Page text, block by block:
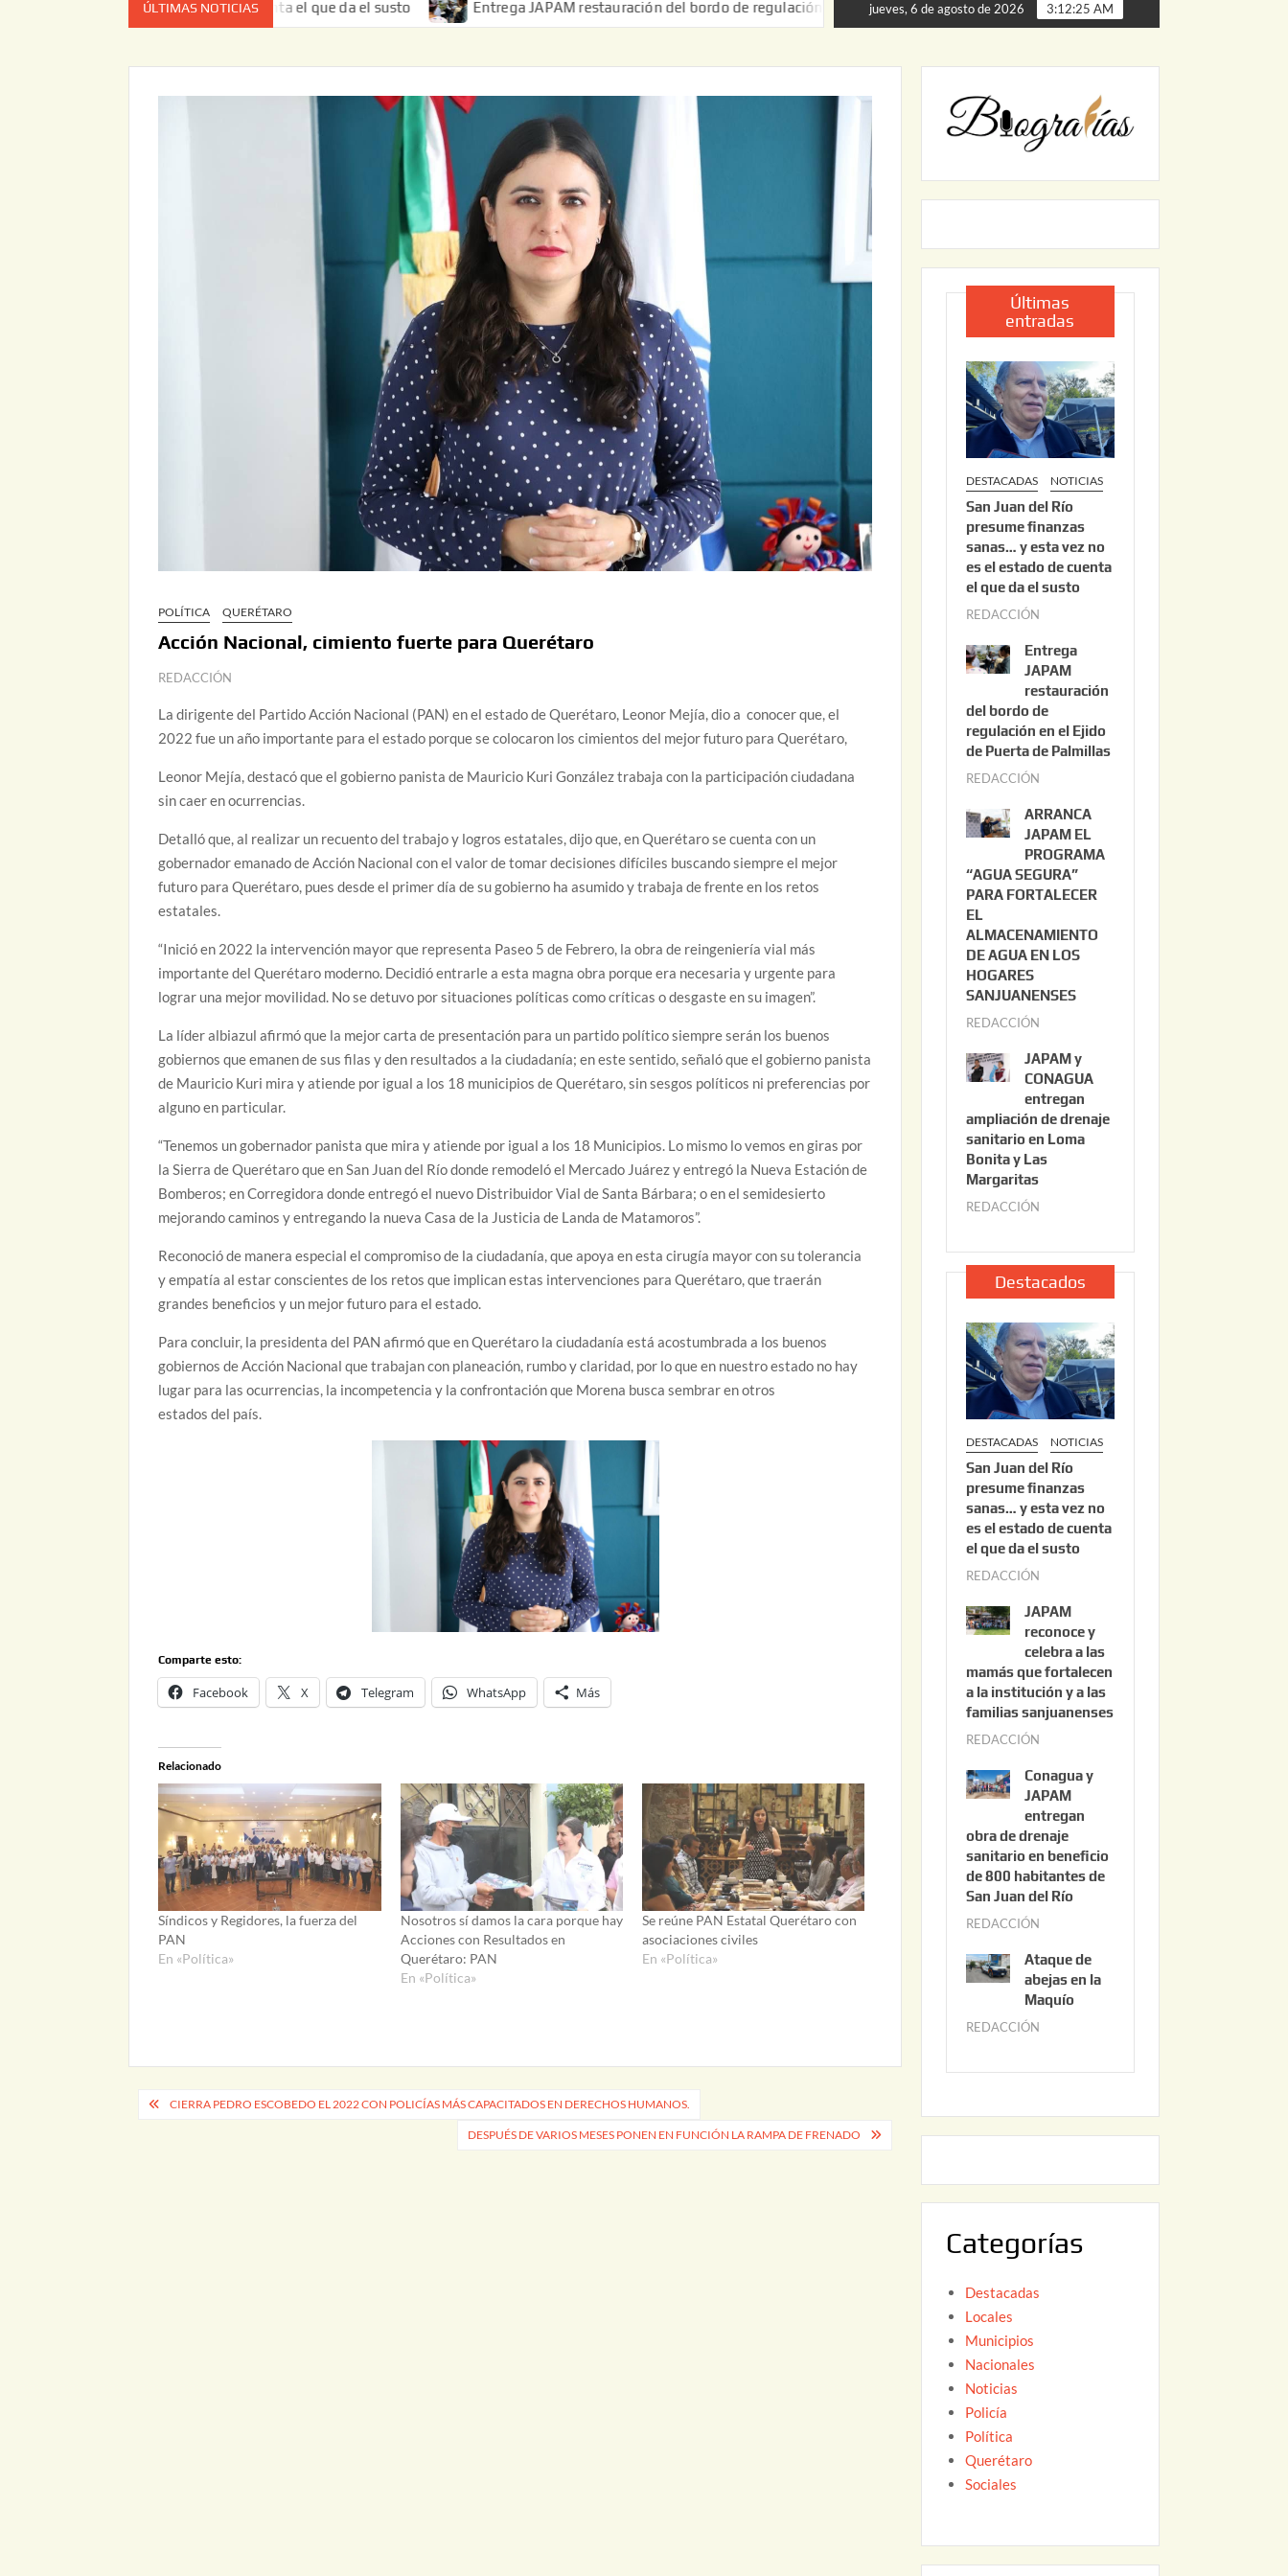
ÚLTIMAS NOTICIAS
vez no es el estado de cuenta el que da el susto Entrega JAPAM restauración del bordo de regulación en el Ejido de Puerta de Palmillas ARRANCA JAPAM EL PROGRAMA
jueves, 6 de agosto de 2026 3:12:26 AM
POLÍTICA QUERÉTARO
Acción Nacional, cimiento fuerte para Querétaro
REDACCIÓN
La dirigente del Partido Acción Nacional (PAN) en el estado de Querétaro, Leonor Mejía, dio a conocer que, el
2022 fue un año importante para el estado porque se colocaron los cimientos del mejor futuro para Querétaro,
Leonor Mejía, destacó que el gobierno panista de Mauricio Kuri González trabaja con la participación ciudadana
sin caer en ocurrencias.
Detalló que, al realizar un recuento del trabajo y logros estatales, dijo que, en Querétaro se cuenta con un
gobernador emanado de Acción Nacional con el valor de tomar decisiones difíciles buscando siempre el mejor
futuro para Querétaro, pues desde el primer día de su gobierno ha asumido y trabaja de frente en los retos
estatales.
“Inició en 2022 la intervención mayor que representa Paseo 5 de Febrero, la obra de reingeniería vial más
importante del Querétaro moderno. Decidió entrarle a esta magna obra porque era necesaria y urgente para
lograr una mejor movilidad. No se detuvo por situaciones políticas como críticas o desgaste en su imagen”.
La líder albiazul afirmó que la mejor carta de presentación para un partido político siempre serán los buenos
gobiernos que emanen de sus filas y den resultados a la ciudadanía; en este sentido, señaló que el gobierno panista
de Mauricio Kuri mira y atiende por igual a los 18 municipios de Querétaro, sin sesgos políticos ni preferencias por
alguno en particular.
“Tenemos un gobernador panista que mira y atiende por igual a los 18 Municipios. Lo mismo lo vemos en giras por
la Sierra de Querétaro que en San Juan del Río donde remodeló el Mercado Juárez y entregó la Nueva Estación de
Bomberos; en Corregidora donde entregó el nuevo Distribuidor Vial de Santa Bárbara; o en el semidesierto
mejorando caminos y entregando la nueva Casa de la Justicia de Landa de Matamoros”.
Reconoció de manera especial el compromiso de la ciudadanía, que apoya en esta cirugía mayor con su tolerancia
y empatía al estar conscientes de los retos que implican estas intervenciones para Querétaro, que traerán
grandes beneficios y un mejor futuro para el estado.
Para concluir, la presidenta del PAN afirmó que en Querétaro la ciudadanía está acostumbrada a los buenos
gobiernos de Acción Nacional que trabajan con planeación, rumbo y claridad, por lo que en nuestro estado no hay
lugar para las ocurrencias, la incompetencia y la confrontación que Morena busca sembrar en otros
estados del país.
Comparte esto:
Facebook X Telegram WhatsApp Más
Relacionado
Síndicos y Regidores, la fuerza del
PAN
En «Política»
Nosotros sí damos la cara porque hay
Acciones con Resultados en
Querétaro: PAN
En «Política»
Se reúne PAN Estatal Querétaro con
asociaciones civiles
En «Política»
Navegación
CIERRA PEDRO ESCOBEDO EL 2022 CON POLICÍAS MÁS CAPACITADOS EN DERECHOS HUMANOS.
DESPUÉS DE VARIOS MESES PONEN EN FUNCIÓN LA RAMPA DE FRENADO
Últimas
entradas
DESTACADAS NOTICIAS
San Juan del Río
presume finanzas
sanas… y esta vez no
es el estado de cuenta
el que da el susto
REDACCIÓN
o
s
t
o
3
2
0
2
6
Entrega
JAPAM
restauración
del bordo de
regulación en el Ejido
de Puerta de Palmillas
REDACCIÓN
l
i
o
2
0
ARRANCA
JAPAM EL
PROGRAMA
“AGUA SEGURA”
PARA FORTALECER
EL
ALMACENAMIENTO
DE AGUA EN LOS
HOGARES
SANJUANENSES
REDACCIÓN
l
i
o
2
2
2
6
JAPAM y
CONAGUA
entregan
ampliación de drenaje
sanitario en Loma
Bonita y Las
Margaritas
REDACCIÓN
l
i
o
2
2
,
2
0
2
6
Destacados
DESTACADAS NOTICIAS
San Juan del Río
presume finanzas
sanas… y esta vez no
es el estado de cuenta
el que da el susto
REDACCIÓN
s
t
o
3
0
2
6
JAPAM
reconoce y
celebra a las
mamás que fortalecen
a la institución y a las
familias sanjuanenses
REDACCIÓN
n
i
o
3
0
0
2
6
Conagua y
JAPAM
entregan
obra de drenaje
sanitario en beneficio
de 800 habitantes de
San Juan del Río
REDACCIÓN
n
i
0
2
Ataque de
abejas en la
Maquío
REDACCIÓN
y
2
Categorías
Destacadas
Locales
Municipios
Nacionales
Noticias
Policía
Política
Querétaro
Sociales